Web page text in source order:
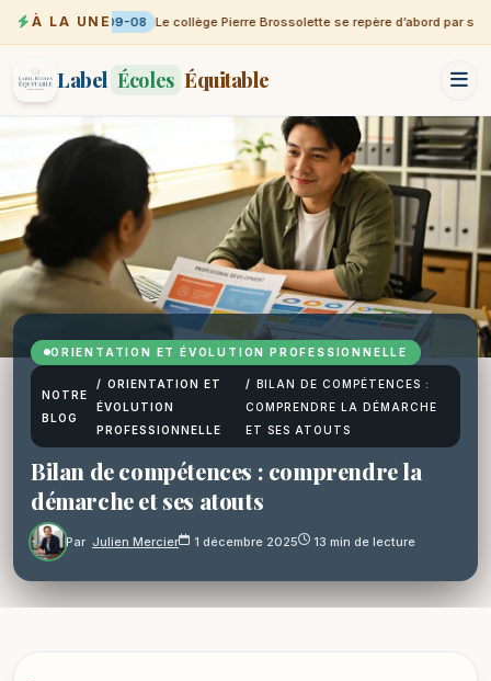
À LA UNE09-08 Le collège Pierre Brossolette se repère d’abord par sa
Label Écoles Équitable
ORIENTATION ET ÉVOLUTION PROFESSIONNELLE
NOTRE
BLOG
/ ORIENTATION ET
ÉVOLUTION
PROFESSIONNELLE
/ BILAN DE COMPÉTENCES :
COMPRENDRE LA DÉMARCHE
ET SES ATOUTS
Bilan de compétences : comprendre la
démarche et ses atouts
Par Julien Mercier 1 décembre 2025 13 min de lecture